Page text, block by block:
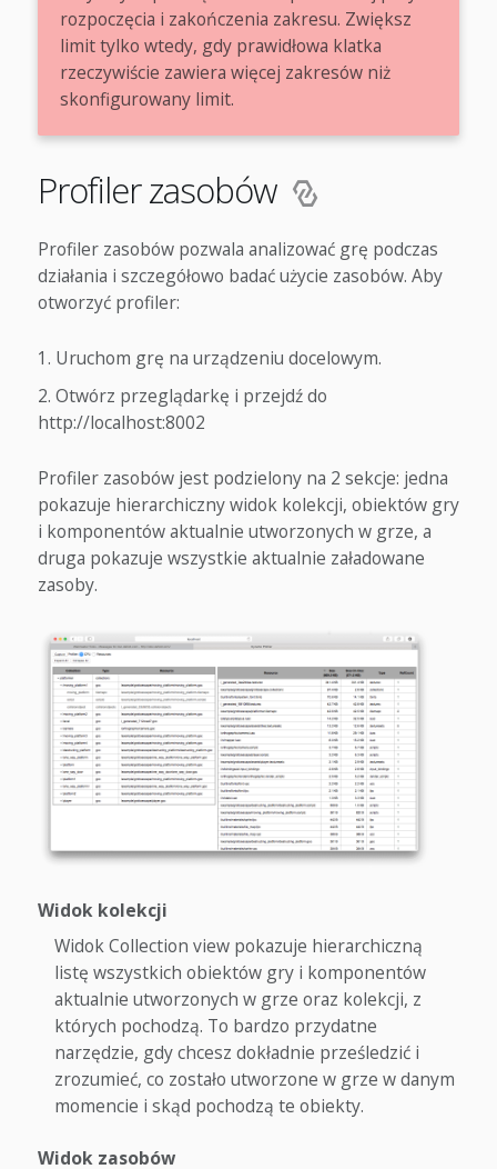
rozpoczęcia i zakończenia zakresu. Zwiększ
limit tylko wtedy, gdy prawidłowa klatka
rzeczywiście zawiera więcej zakresów niż
skonfigurowany limit.
Profiler zasobów
Profiler zasobów pozwala analizować grę podczas
działania i szczegółowo badać użycie zasobów. Aby
otworzyć profiler:
Uruchom grę na urządzeniu docelowym.
Otwórz przeglądarkę i przejdź do
http://localhost:8002
Profiler zasobów jest podzielony na 2 sekcje: jedna
pokazuje hierarchiczny widok kolekcji, obiektów gry
i komponentów aktualnie utworzonych w grze, a
druga pokazuje wszystkie aktualnie załadowane
zasoby.
Widok kolekcji
Widok Collection view pokazuje hierarchiczną
listę wszystkich obiektów gry i komponentów
aktualnie utworzonych w grze oraz kolekcji, z
których pochodzą. To bardzo przydatne
narzędzie, gdy chcesz dokładnie prześledzić i
zrozumieć, co zostało utworzone w grze w danym
momencie i skąd pochodzą te obiekty.
Widok zasobów